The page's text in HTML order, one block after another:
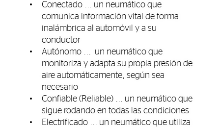
Conectado ... un neumático que
comunica información vital de forma
inalámbrica al automóvil y a su
conductor
Autónomo ... un neumático que
monitoriza y adapta su propia presión de
aire automáticamente, según sea
necesario
Confiable (Reliable) ... un neumático que
sigue rodando en todas las condiciones
Electrificado ... un neumático que utiliza